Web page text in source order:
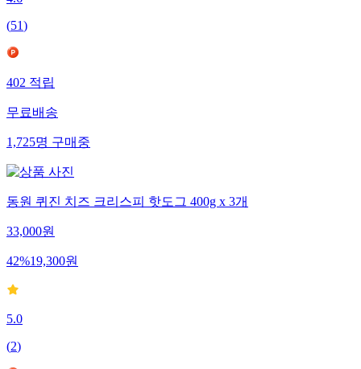
(51)
402적립
무료배송
1,725명구매중
동원 퀴진 치즈 크리스피 핫도그 400g x 3개
33,000원
42%19,300원
5.0
(2)